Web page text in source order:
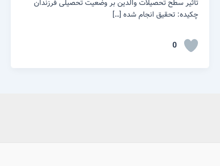
تأثیر سطح تحصیلات والدین بر وضعیت تحصیلی فرزندان
چکیده: تحقیق انجام شده […]
0